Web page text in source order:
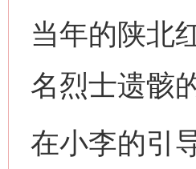
当年的陕北
名烈士遗骸
在小李的引